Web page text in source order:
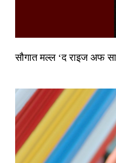
सौगात मल्ल ‘द राइज अफ